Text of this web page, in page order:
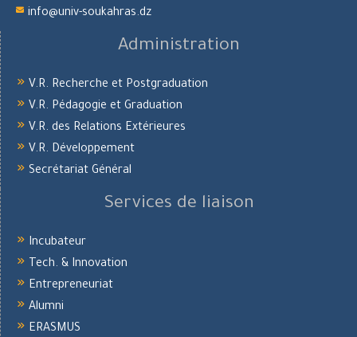
info@univ-soukahras.dz
Administration
V.R. Recherche et Postgraduation
V.R. Pédagogie et Graduation
V.R. des Relations Extérieures
V.R. Développement
Secrétariat Général
Services de liaison
Incubateur
Tech. & Innovation
Entrepreneuriat
Alumni
ERASMUS